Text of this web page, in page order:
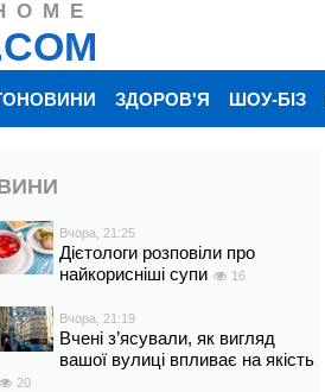
ЗДОРОВ'Я ШОУ-БІЗ
Вчора, 21:25
Дієтологи розповіли про
найкорисніші супи
16
Вчора, 21:19
Вчені з’ясували, як вигляд
вашої вулиці впливає на якість
20